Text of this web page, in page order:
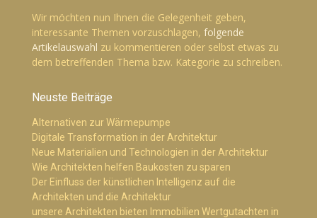
Wir möchten nun Ihnen die Gelegenheit geben,
interessante Themen vorzuschlagen, folgende
Artikelauswahl zu kommentieren oder selbst etwas zu
dem betreffenden Thema bzw. Kategorie zu schreiben.
Neuste Beiträge
Alternativen zur Wärmepumpe
Digitale Transformation in der Architektur
Neue Materialien und Technologien in der Architektur
Wie Architekten helfen Baukosten zu sparen
Der Einfluss der künstlichen Intelligenz auf die
Architekten und die Architektur
unsere Architekten bieten Immobilien Wertgutachten in